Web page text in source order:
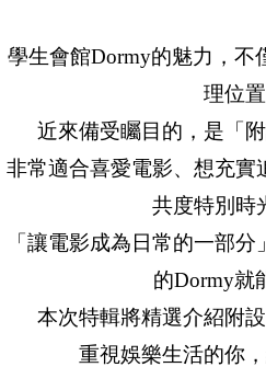
學生會館Dormy的魅力，不
理位置
近來備受矚目的，是「
非常適合喜愛電影、想充實
共度特別時
「讓電影成為日常的一部
的Dormy就
本次特輯將精選介紹附
重視娛樂生活的你